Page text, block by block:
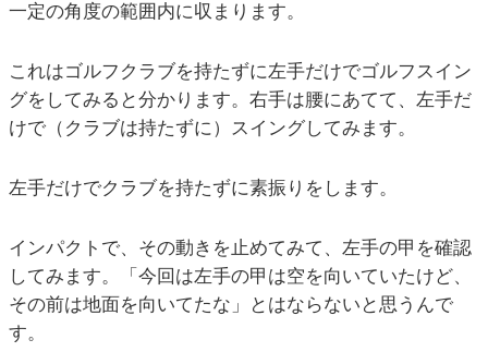
一定の角度の範囲内に収まります。
これはゴルフクラブを持たずに左手だけでゴルフスイン
グをしてみると分かります。右手は腰にあてて、左手だ
けで（クラブは持たずに）スイングしてみます。
左手だけでクラブを持たずに素振りをします。
インパクトで、その動きを止めてみて、左手の甲を確認
してみます。「今回は左手の甲は空を向いていたけど、
その前は地面を向いてたな」とはならないと思うんで
す。